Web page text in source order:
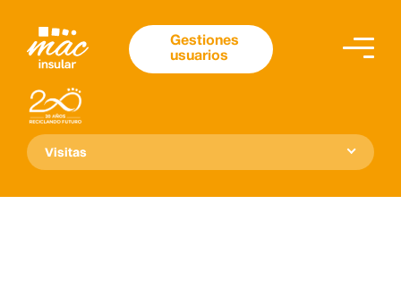
Gestiones
usuarios
Visitas